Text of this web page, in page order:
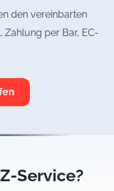
den vereinbarten
Zahlung per Bar, EC-
Service?